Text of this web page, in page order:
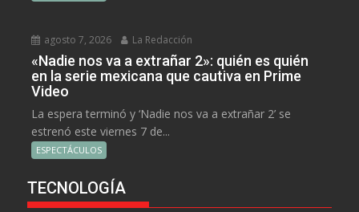
agosto 7, 2026 La Redacción
«Nadie nos va a extrañar 2»: quién es quién
en la serie mexicana que cautiva en Prime
Video
La espera terminó y ‘Nadie nos va a extrañar 2’ se
estrenó este viernes 7 de...
ESPECTÁCULOS
TECNOLOGÍA